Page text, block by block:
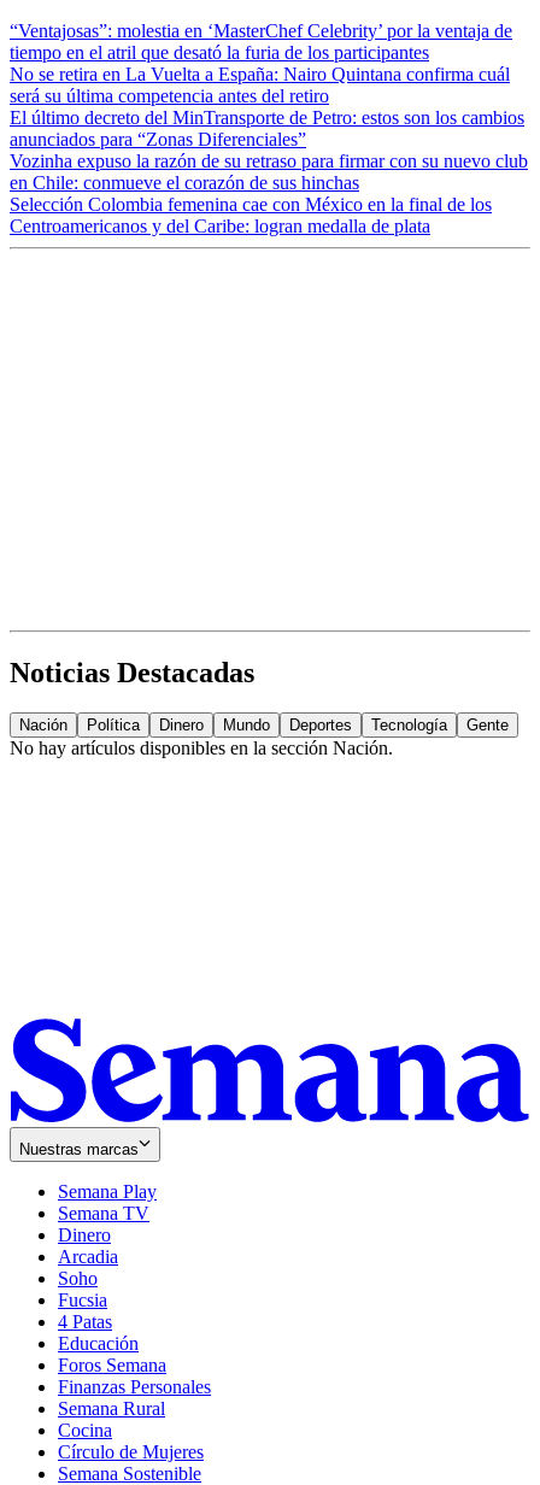
“Ventajosas”: molestia en ‘MasterChef Celebrity’ por la ventaja de
tiempo en el atril que desató la furia de los participantes
No se retira en La Vuelta a España: Nairo Quintana confirma cuál
será su última competencia antes del retiro
El último decreto del MinTransporte de Petro: estos son los cambios
anunciados para “Zonas Diferenciales”
Vozinha expuso la razón de su retraso para firmar con su nuevo club
en Chile: conmueve el corazón de sus hinchas
Selección Colombia femenina cae con México en la final de los
Centroamericanos y del Caribe: logran medalla de plata
Noticias Destacadas
Nación Política Dinero Mundo Deportes Tecnología Gente
No hay artículos disponibles en la sección Nación.
Nuestras marcas
Semana Play
Semana TV
Dinero
Arcadia
Soho
in
new
window
Fucsia
in
new
window
4 Patas
Educación
Foros Semana
Finanzas Personales
Semana Rural
Cocina
Círculo de Mujeres
Semana Sostenible